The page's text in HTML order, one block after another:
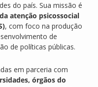
do país. Sua missão é
atenção psicossocial
, com foco na produção
de
de políticas públicas.
em parceria com
órgãos do